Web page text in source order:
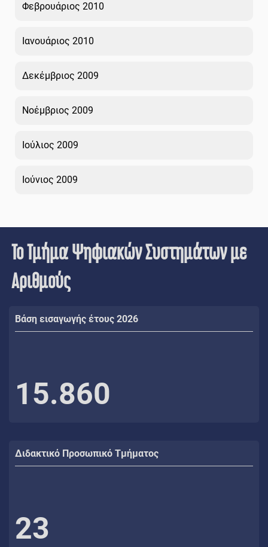
Φεβρουάριος 2010
Ιανουάριος 2010
Δεκέμβριος 2009
Νοέμβριος 2009
Ιούλιος 2009
Ιούνιος 2009
Το Τμήμα Ψηφιακών Συστημάτων με
Αριθμούς
Βάση εισαγωγής έτους 2026
15.860
Διδακτικό Προσωπικό Τμήματος
23